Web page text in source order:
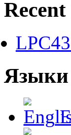
Recent
Языки